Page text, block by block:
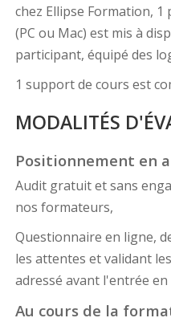
chez Ellipse Formation,
(PC ou Mac) est mis à
participant, équipé des
1 support de cours est
MODALITÉS
Positionnement en
Audit gratuit et sans
nos formateurs,
Questionnaire en ligne,
les attentes et validant
adressé avant l'entrée
Au cours de la